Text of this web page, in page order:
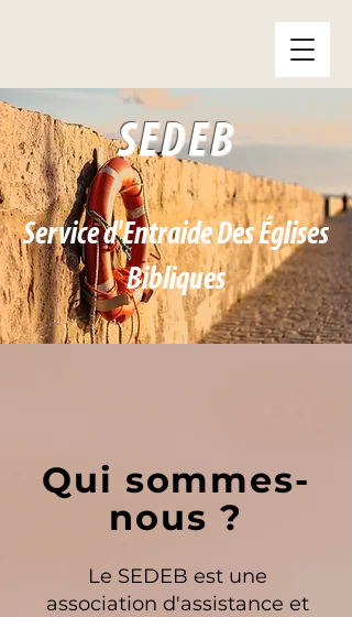
SEDEB
Service d'Entraide Des Églises
Bibliques
Qui sommes-
nous ?
Le SEDEB est une
association d'assistance et